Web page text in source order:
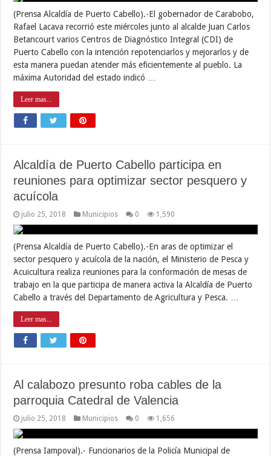
(Prensa Alcaldía de Puerto Cabello).-El gobernador de Carabobo,
Rafael Lacava recorrió este miércoles junto al alcalde Juan Carlos
Betancourt varios Centros de Diagnóstico Integral (CDI) de
Puerto Cabello con la intención repotenciarlos y mejorarlos y de
esta manera puedan atender más eficientemente al pueblo. La
máxima Autoridad del estado indicó …
Leer mas...
Alcaldía de Puerto Cabello participa en
reuniones para optimizar sector pesquero y
acuícola
julio 25, 2018 Municipios 0 1,590
(Prensa Alcaldía de Puerto Cabello).-En aras de optimizar el
sector pesquero y acuícola de la nación, el Ministerio de Pesca y
Acuicultura realiza reuniones para la conformación de mesas de
trabajo en la que participa de manera activa la Alcaldía de Puerto
Cabello a través del Departamento de Agricultura y Pesca. …
Leer mas...
Al calabozo presunto roba cables de la
parroquia Catedral de Valencia
julio 25, 2018 Municipios 0 1,656
(Prensa Iampoval).- Funcionarios de la Policía Municipal de